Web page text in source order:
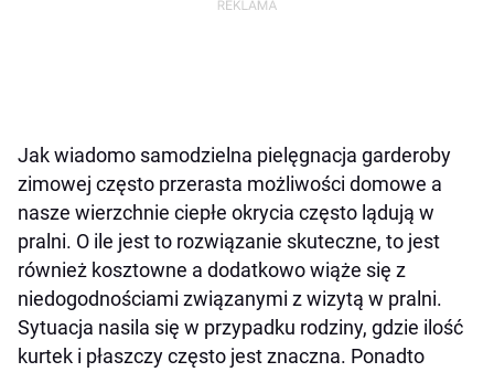
Jak wiadomo samodzielna pielęgnacja garderoby
zimowej często przerasta możliwości domowe a
nasze wierzchnie ciepłe okrycia często lądują w
pralni. O ile jest to rozwiązanie skuteczne, to jest
również kosztowne a dodatkowo wiąże się z
niedogodnościami związanymi z wizytą w pralni.
Sytuacja nasila się w przypadku rodziny, gdzie ilość
kurtek i płaszczy często jest znaczna. Ponadto